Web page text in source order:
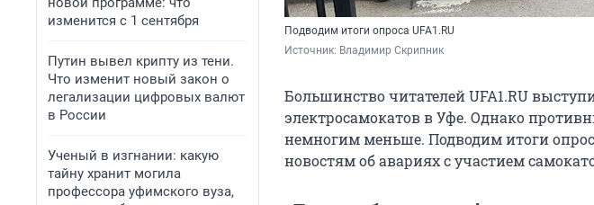
изменится с 1 сентября
Путин вывел крипту из тени.
Что изменит новый закон о
легализации цифровых валют
в России
Ученый в изгнании: какую
тайну хранит могила
профессора уфимского вуза,
Подводим итоги опроса UFA1.RU
Источник: Владимир Скрипник
Большинство читателей UFA1.RU
электросамокатов в Уфе. Однако
немногим меньше. Подводим итоги
новостям об авариях с участием